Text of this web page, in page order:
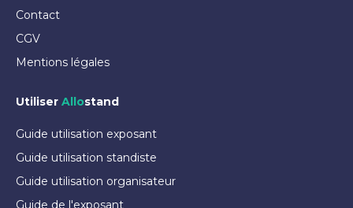
Contact
CGV
Mentions légales
Utiliser Allostand
Guide utilisation exposant
Guide utilisation standiste
Guide utilisation organisateur
Guide de l'exposant